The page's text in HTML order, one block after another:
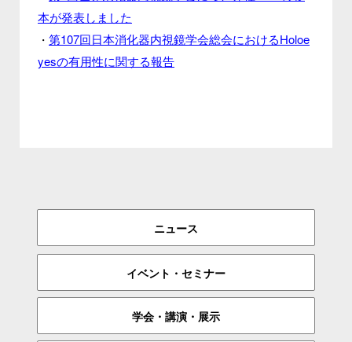
ニュース
イベント・セミナー
学会・講演・展示
本が発表しました
・ 第107回日本消化器内視鏡学会総会におけるHoloe
yesの有用性に関する報告